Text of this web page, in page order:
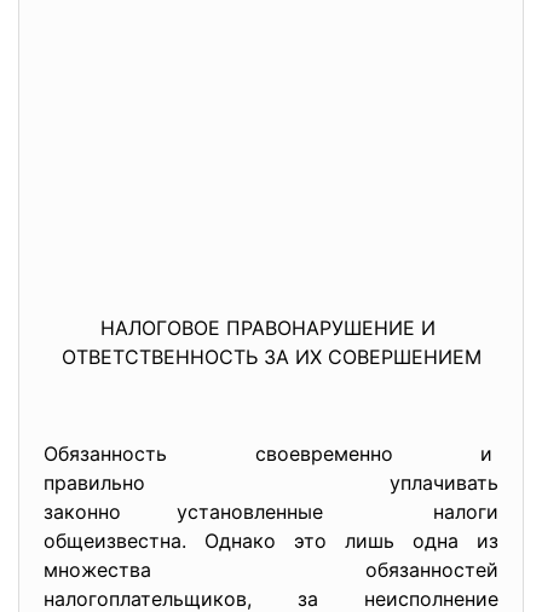
НАЛОГОВОЕ ПРАВОНАРУШЕНИЕ И
ОТВЕТСТВЕННОСТЬ ЗА ИХ СОВЕРШЕНИЕМ
Обязанность своевременно и
правильно уплачивать
законно установленные налоги
общеизвестна. Однако это лишь одна из
множества обязанностей
налогоплательщиков, за неисполнение